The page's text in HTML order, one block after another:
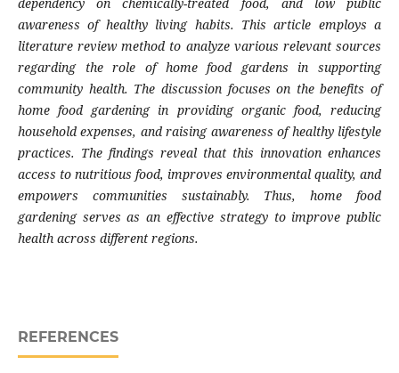
awareness of healthy living habits. This article employs a
literature review method to analyze various relevant sources
regarding the role of home food gardens in supporting
community health. The discussion focuses on the benefits of
home food gardening in providing organic food, reducing
household expenses, and raising awareness of healthy lifestyle
practices. The findings reveal that this innovation enhances
access to nutritious food, improves environmental quality, and
empowers communities sustainably. Thus, home food
gardening serves as an effective strategy to improve public
health across different regions.
REFERENCES